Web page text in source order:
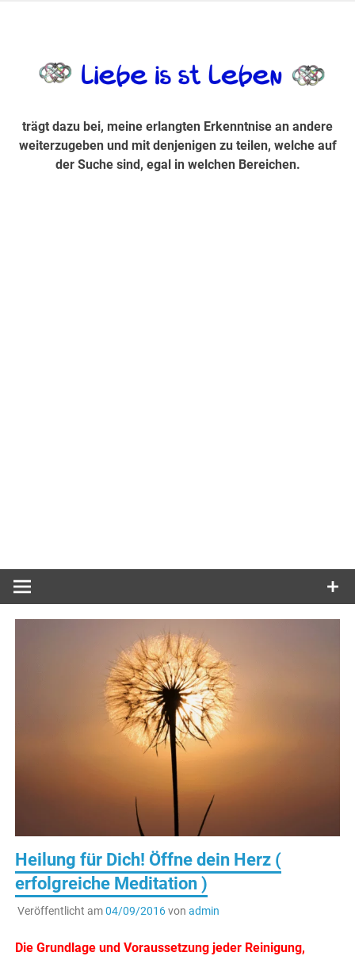
Suche sind, egal in welchen Bereichen.
trägt dazu bei, meine erlangten Erkenntnise an andere
weiterzugeben und mit denjenigen zu teilen, welche auf
der Suche sind, egal in welchen Bereichen.
Heilung für Dich! Öffne dein Herz (
erfolgreiche Meditation )
Veröffentlicht am04/09/2016von admin
Die Grundlage und Voraussetzung jeder Reinigung,